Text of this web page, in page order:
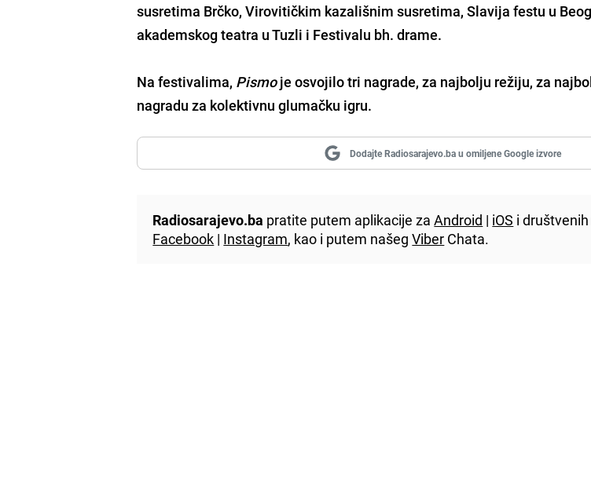
susretima Brčko,Virovitičkim kazališnim susretima,Slavija festu u
akademskog teatra u Tuzli i Festivalu bh. drame.
Na festivalima, Pismoje osvojilo tri nagrade, za najbolju režiju, za
nagradu za kolektivnu glumačku igru.
Dodajte Radiosarajevo.ba u omiljene Google izvore
Radiosarajevo.ba pratite putem aplikacije zaAndroid | iOS i
Facebook | Instagram, kao i putem našegViber Chata.